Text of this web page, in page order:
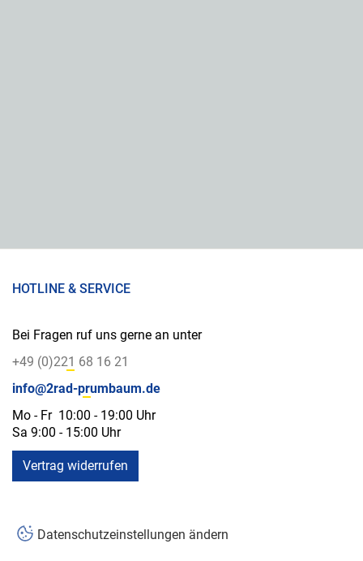
HOTLINE & SERVICE
Bei Fragen ruf uns gerne an unter
+49 (0)221 68 16 21
info@2rad-prumbaum.de
Mo - Fr 10:00 - 19:00 Uhr
Sa 9:00 - 15:00 Uhr
Vertrag widerrufen
Datenschutzeinstellungen ändern